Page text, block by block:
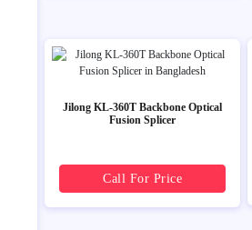
Jilong KL-360T Backbone Optical
Fusion Splicer
Call For Price